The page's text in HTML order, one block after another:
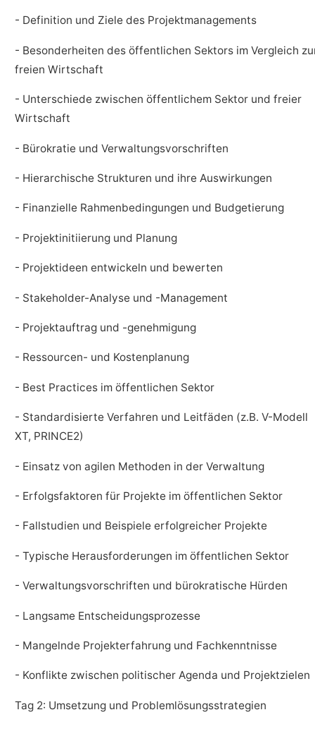
- Definition und Ziele des Projektmanagements
- Besonderheiten des öffentlichen Sektors im Vergleich
freien Wirtschaft
- Unterschiede zwischen öffentlichem Sektor und freier
Wirtschaft
- Bürokratie und Verwaltungsvorschriften
- Hierarchische Strukturen und ihre Auswirkungen
- Finanzielle Rahmenbedingungen und Budgetierung
- Projektinitiierung und Planung
- Projektideen entwickeln und bewerten
- Stakeholder-Analyse und -Management
- Projektauftrag und -genehmigung
- Ressourcen- und Kostenplanung
- Best Practices im öffentlichen Sektor
- Standardisierte Verfahren und Leitfäden (z.B. V-Modell
XT, PRINCE2)
- Einsatz von agilen Methoden in der Verwaltung
- Erfolgsfaktoren für Projekte im öffentlichen Sektor
- Fallstudien und Beispiele erfolgreicher Projekte
- Typische Herausforderungen im öffentlichen Sektor
- Verwaltungsvorschriften und bürokratische Hürden
- Langsame Entscheidungsprozesse
- Mangelnde Projekterfahrung und Fachkenntnisse
- Konflikte zwischen politischer Agenda und Projektzielen
Tag 2: Umsetzung und Problemlösungsstrategien